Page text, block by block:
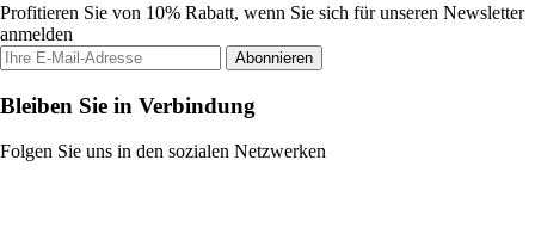
Profitieren Sie von 10% Rabatt, wenn Sie sich für unseren Newsletter
anmelden
Abonnieren
Bleiben Sie in Verbindung
Folgen Sie uns in den sozialen Netzwerken